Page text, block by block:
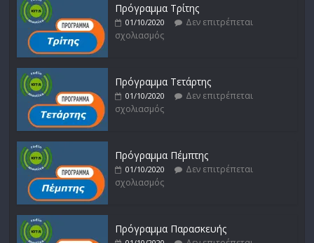
Πρόγραμμα Τρίτης
01/10/2020
Δεν επιτρέπεται
σχολιασμός
Πρόγραμμα Τετάρτης
01/10/2020
Δεν επιτρέπεται
σχολιασμός
Πρόγραμμα Πέμπτης
01/10/2020
Δεν επιτρέπεται
σχολιασμός
Πρόγραμμα Παρασκευής